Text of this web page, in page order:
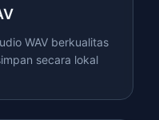
WAV berkualitas
secara lokal